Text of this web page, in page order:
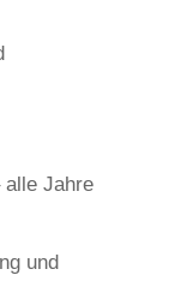
alle Jahre
und